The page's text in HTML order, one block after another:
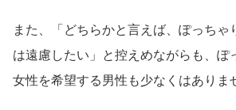
また、「どちらかと言えば、ぽっちゃ
は遠慮したい」と控えめながらも、ぽ
女性を希望する男性も少なくはありま